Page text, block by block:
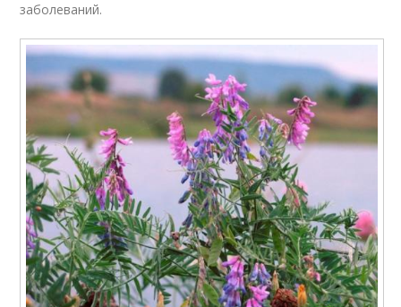
заболеваний.